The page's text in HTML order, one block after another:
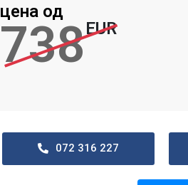
цена од
738EUR
072 316 227